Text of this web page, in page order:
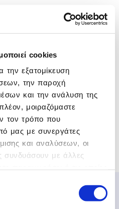
cookies
την εξατομίκευση
την παροχή
και την ανάλυση της
μοιραζόμαστε
τον τρόπο που
μας με συνεργάτες
και αναλύσεων, οι
συνδυάσουν με άλλες
DIGITAL
ΜΑΝΙΤΣΑΣ